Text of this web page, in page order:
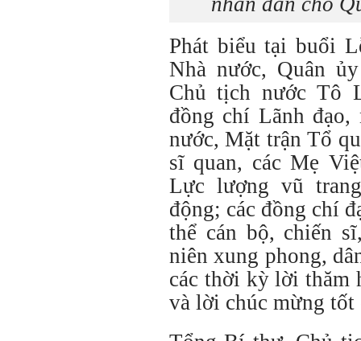
Phát biểu tại buổi
Nhà nước, Quân
Chủ tịch nước Tô
đồng chí Lãnh đạo,
nước, Mặt trận Tổ
sĩ quan, các Mẹ
Lực lượng vũ
động; các đồng chí
thể cán bộ, chiến
niên xung phong,
các thời kỳ lời thăm
và lời chúc mừng tốt